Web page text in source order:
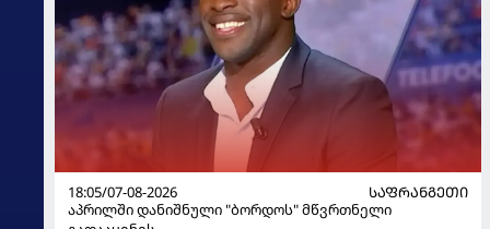
18:05/07-08-2026
ᲡᲐᲤᲠᲐᲜᲒᲔᲗᲘ
აპრილში დანიშნული "ბორდოს" მწვრთნელი